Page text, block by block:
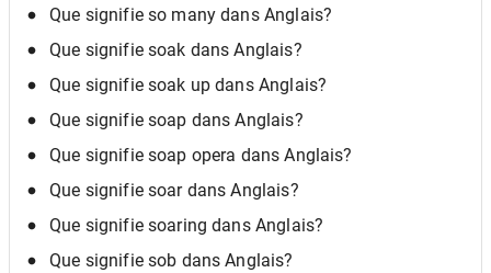
Que signifie so many dans Anglais?
Que signifie soak dans Anglais?
Que signifie soak up dans Anglais?
Que signifie soap dans Anglais?
Que signifie soap opera dans Anglais?
Que signifie soar dans Anglais?
Que signifie soaring dans Anglais?
Que signifie sob dans Anglais?